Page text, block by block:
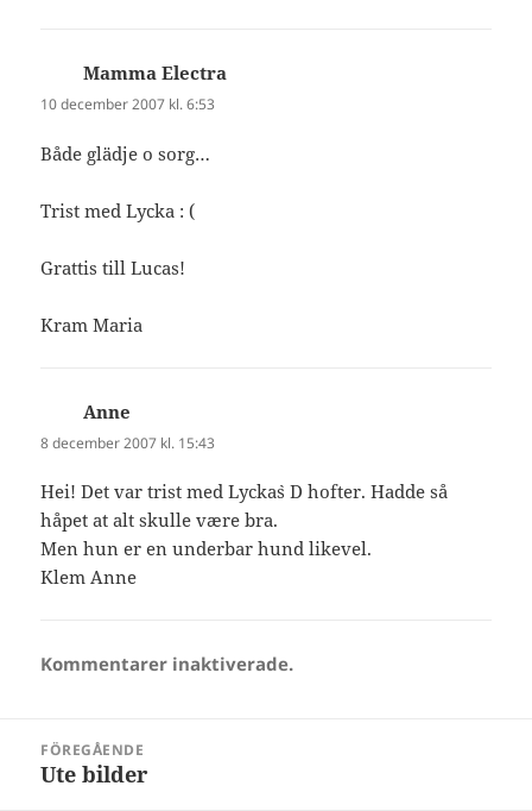
Mamma Electra
10 december 2007 kl. 6:53
Både glädje o sorg…
Trist med Lycka : (
Grattis till Lucas!
Kram Maria
Anne
8 december 2007 kl. 15:43
Hei! Det var trist med Lycka`s D hofter. Hadde så
håpet at alt skulle være bra.
Men hun er en underbar hund likevel.
Klem Anne
Kommentarer inaktiverade.
FÖREGÅENDE
Föregående
Ute bilder